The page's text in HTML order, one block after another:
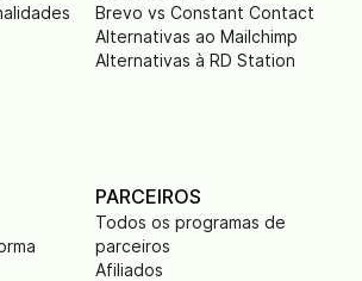
Brevo vs Constant Contact
Alternativas ao Mailchimp
Alternativas à RD Station
PARCEIROS
Todos os programas de
parceiros
Afiliados